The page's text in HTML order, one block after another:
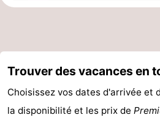
Trouver des vacances en
Choisissez vos dates d'arrivée et
la disponibilité et les prix de